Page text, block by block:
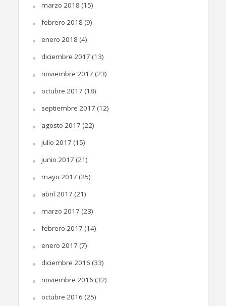
marzo 2018 (15)
febrero 2018 (9)
enero 2018 (4)
diciembre 2017 (13)
noviembre 2017 (23)
octubre 2017 (18)
septiembre 2017 (12)
agosto 2017 (22)
julio 2017 (15)
junio 2017 (21)
mayo 2017 (25)
abril 2017 (21)
marzo 2017 (23)
febrero 2017 (14)
enero 2017 (7)
diciembre 2016 (33)
noviembre 2016 (32)
octubre 2016 (25)